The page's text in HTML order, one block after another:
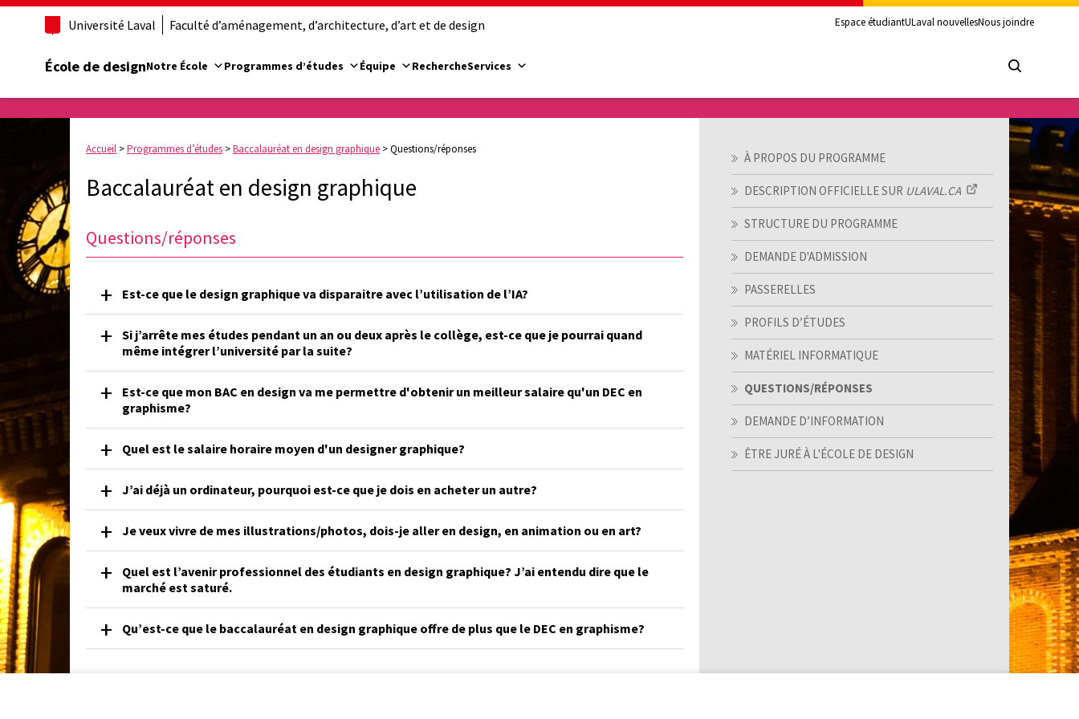
Université Laval Faculté d’aménagement, d’architecture, d’art et de design Espace étudiantULaval nouvellesNous joindre
École de designNotre École Programmes d’études Équipe RechercheServices
Accueil >Programmes d’études >Baccalauréat en design graphique >Questions/réponses
Baccalauréat en design graphique
Questions/réponses
Est-ce que le design graphique va disparaitre avec l’utilisation de l’IA?
Si j’arrête mes études pendant un an ou deux après le collège, est-ce que je pourrai quand
même intégrer l’université par la suite?
Est-ce que mon BAC en design va me permettre d'obtenir un meilleur salaire qu'un DEC en
graphisme?
Quel est le salaire horaire moyen d'un designer graphique?
J’ai déjà un ordinateur, pourquoi est-ce que je dois en acheter un autre?
Je veux vivre de mes illustrations/photos, dois-je aller en design, en animation ou en art?
Quel est l’avenir professionnel des étudiants en design graphique? J’ai entendu dire que le
marché est saturé.
Qu’est-ce que le baccalauréat en design graphique offre de plus que le DEC en graphisme?
À PROPOS DU PROGRAMME
DESCRIPTION OFFICIELLE SUR ULAVAL.CA
STRUCTURE DU PROGRAMME
DEMANDE D'ADMISSION
PASSERELLES
PROFILS D’ÉTUDES
MATÉRIEL INFORMATIQUE
QUESTIONS/RÉPONSES
DEMANDE D’INFORMATION
ÊTRE JURÉ À L'ÉCOLE DE DESIGN